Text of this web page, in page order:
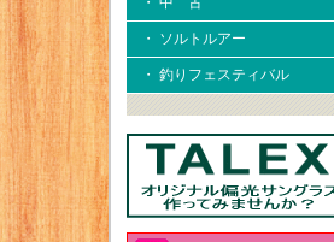
・ ソルトルアー
・ 釣りフェスティバル